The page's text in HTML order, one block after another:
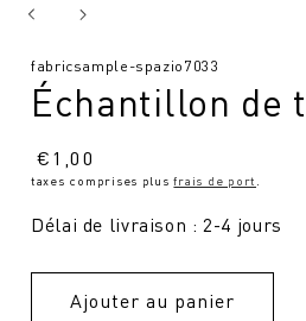
SKU
fabricsample-spazio7033
Échantillon de
Prix
normal
€1,00
taxes comprises plusfrais de port
Délai de livraison : 2-4 jours
Ajouter au panier